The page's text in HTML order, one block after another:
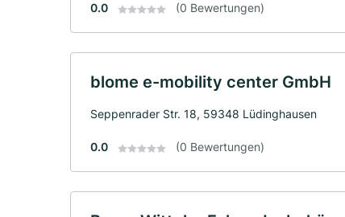
0.0 (0 Bewertungen)
blome e-mobility center GmbH
Seppenrader Str. 18, 59348 Lüdinghausen
0.0 (0 Bewertungen)